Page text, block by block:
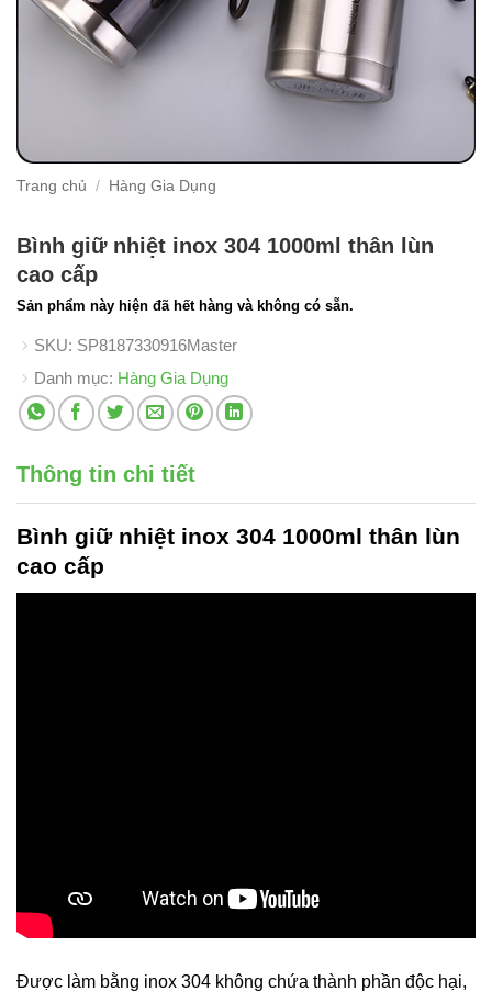
Trang chủ / Hàng Gia Dụng
Bình giữ nhiệt inox 304 1000ml thân lùn
cao cấp
Sản phẩm này hiện đã hết hàng và không có sẵn.
SKU: SP8187330916Master
Danh mục: Hàng Gia Dụng
Thông tin chi tiết
Bình giữ nhiệt inox 304 1000ml thân lùn
cao cấp
Được làm bằng inox 304 không chứa thành phần độc hại,